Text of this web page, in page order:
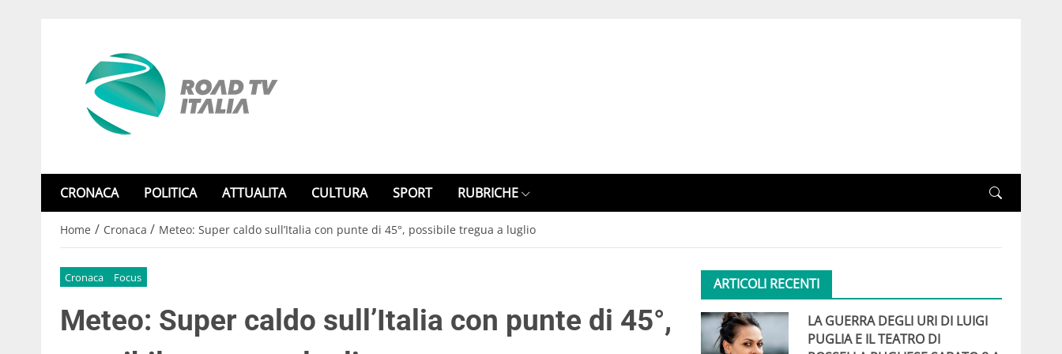
CRONACA POLITICA ATTUALITA CULTURA SPORT RUBRICHE
Home / Cronaca / Meteo: Super caldo sull’Italia con punte di 45°, possibile tregua a luglio
Cronaca Focus
Meteo: Super caldo sull’Italia con punte di 45°,
ARTICOLI RECENTI
LA GUERRA DEGLI URI DI LUIGI
PUGLIA E IL TEATRO DI